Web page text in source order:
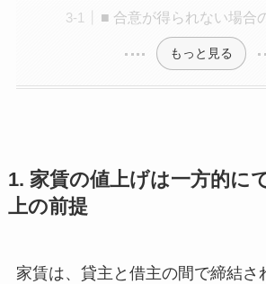
■ 合意が得られない場合
もっと見る
1. 家賃の値上げは一方的に
上の前提
家賃は、貸主と借主の間で締結さ